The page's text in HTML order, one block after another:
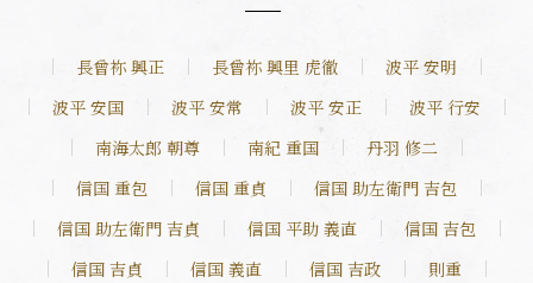
長曾祢 興正 長曾祢 興里 虎徹
波平 安明
波平 安国
波平 安常 波平 安正
波平 行安
南海太郎 朝尊
南紀 重国
丹羽 修二
信国 重包
信国 重貞
信国 助左衛門 吉包
信国 助左衛門 吉貞
信国 平助 義直
信国 吉包
信国 吉貞
信国 義直 信国 吉政
則重